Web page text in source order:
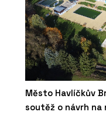
Město Havlíčkův
soutěž o návrh na